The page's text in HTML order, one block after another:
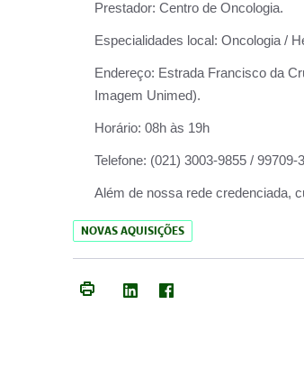
Prestador: Centro de Oncologia.
Especialidades local: Oncologia /
Endereço: Estrada Francisco da
Imagem Unimed).
Horário: 08h às 19h
Telefone: (021) 3003-9855 / 99709-
Além de nossa rede credenciada,
NOVAS AQUISIÇÕES